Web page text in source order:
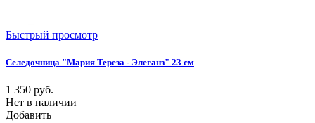
Быстрый просмотр
Селедочница "Мария Тереза - Элеганз" 23 см
1 350 руб.
Нет в наличии
Добавить